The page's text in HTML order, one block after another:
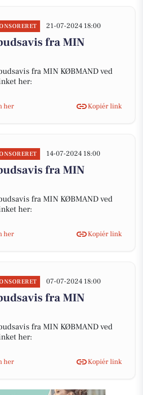
21-07-2024 18:00
fra MIN
fra MIN KØBMAND ved
her:
her Kopiér link
14-07-2024 18:00
fra MIN
fra MIN KØBMAND ved
her:
her Kopiér link
07-07-2024 18:00
fra MIN
fra MIN KØBMAND ved
her:
her Kopiér link